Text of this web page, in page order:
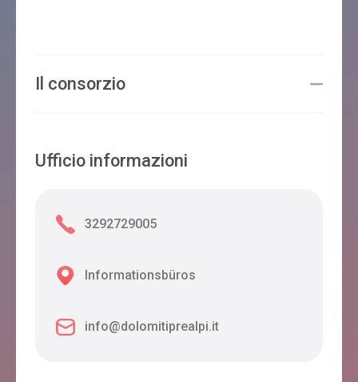
Il consorzio
Ufficio informazioni
3292729005
Informationsbüros
info@dolomitiprealpi.it